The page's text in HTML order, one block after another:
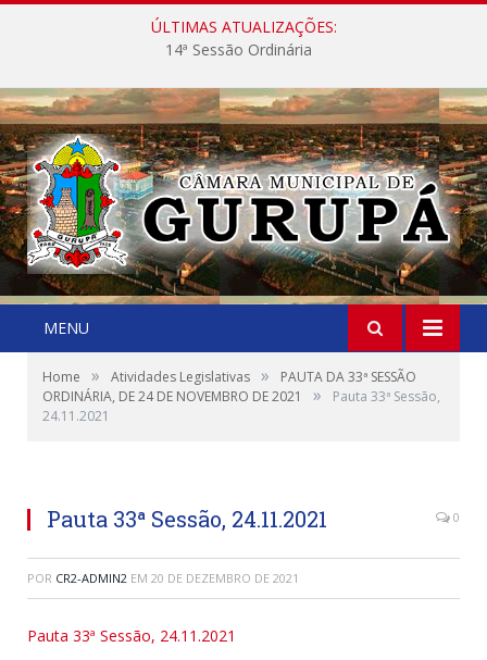
ÚLTIMAS ATUALIZAÇÕES:
14ª Sessão Ordinária
MENU
Home » Atividades Legislativas »
PAUTA DA 33ª SESSÃO
ORDINÁRIA, DE 24 DE NOVEMBRO DE 2021
»
Pauta 33ª Sessão,
24.11.2021
Pauta 33ª Sessão, 24.11.2021 0
POR CR2-ADMIN2 EM 20 DE DEZEMBRO DE 2021
Pauta 33ª Sessão, 24.11.2021